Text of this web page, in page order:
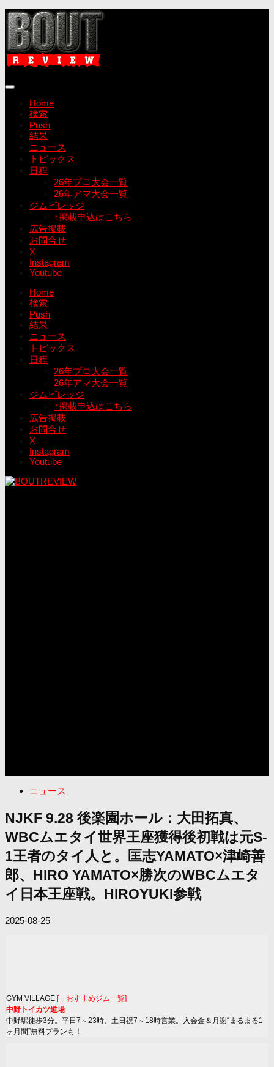
コ
ン
テ
ン
ツ
ス
Home
検索
Push
結果
ニュース
トピックス
日程
26年プロ大会一覧
26年アマ大会一覧
ジムビレッジ
↑掲載申込はこちら
広告掲載
お問合せ
X
Instagram
Youtube
Home
検索
Push
結果
ニュース
トピックス
日程
26年プロ大会一覧
26年アマ大会一覧
ジムビレッジ
↑掲載申込はこちら
広告掲載
お問合せ
X
Instagram
Youtube
ニュース
NJKF 9.28 後楽園ホール：大田拓真、
WBCムエタイ世界王座獲得後初戦は元S-
1王者のタイ人と。匡志YAMATO×津崎善
郎、HIRO YAMATO×勝次のWBCムエタ
イ日本王座戦。HIROYUKI参戦
2025-08-25
GYM VILLAGE [→おすすめジム一覧]
中野トイカツ道場
中野駅徒歩3分。平日7～23時、土日祝7～18時営業。入会金＆月謝“まるまる1
ヶ月間”無料プランも！